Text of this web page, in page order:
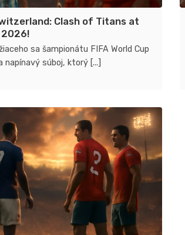
Clash of Titans at
2026!
sa šampionátu FIFA World Cup
súboj, ktorý [...]